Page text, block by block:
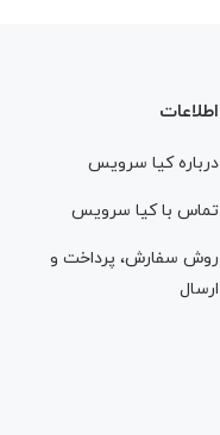
اطلاعات
درباره کيا سرويس
تماس با کيا سرويس
روش سفارش، پرداخت و
ارسال